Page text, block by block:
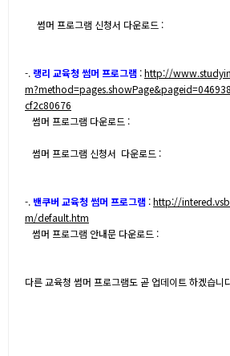
썸머 프로그램 신청서 다운로드 :
-. 랭리 교육청 썸머 프로그램 :http://
cf2c80676
썸머 프로그램 다운로드 :
썸머 프로그램 신청서 다운로드 :
-. 밴쿠버 교육청 썸머 프로그램 :http://
m/default.htm
썸머 프로그램 안내문 다운로드 :
다른 교육청 썸머 프로그램도 곧 업데이트 하겠습니